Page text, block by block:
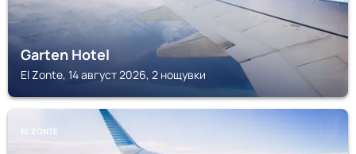
Garten Hotel
El Zonte, 14 август 2026, 2 нощувки
EL ZONTE